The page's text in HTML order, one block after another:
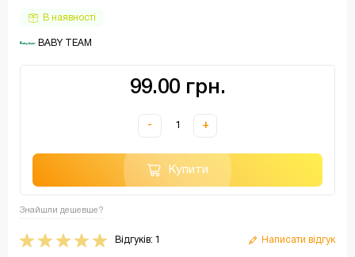
В наявності
BABY TEAM
99.00 грн.
- +
Купити
Знайшли дешевше?
Відгуків: 1 Написати відгук